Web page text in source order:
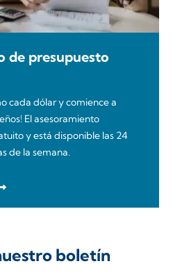
de presupuesto
cada dólar y comience a
El asesoramiento
y está disponible las 24
de la semana.
boletín